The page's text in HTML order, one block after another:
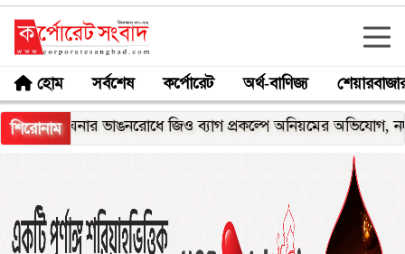
হোম সর্বশেষ কর্পোরেট অর্থ-বাণিজ্য
শিরোনামভাঙনরোধে জিও ব্যাগ প্রকল্পে অনিয়মের অভিযোগ, নদীরকূলে